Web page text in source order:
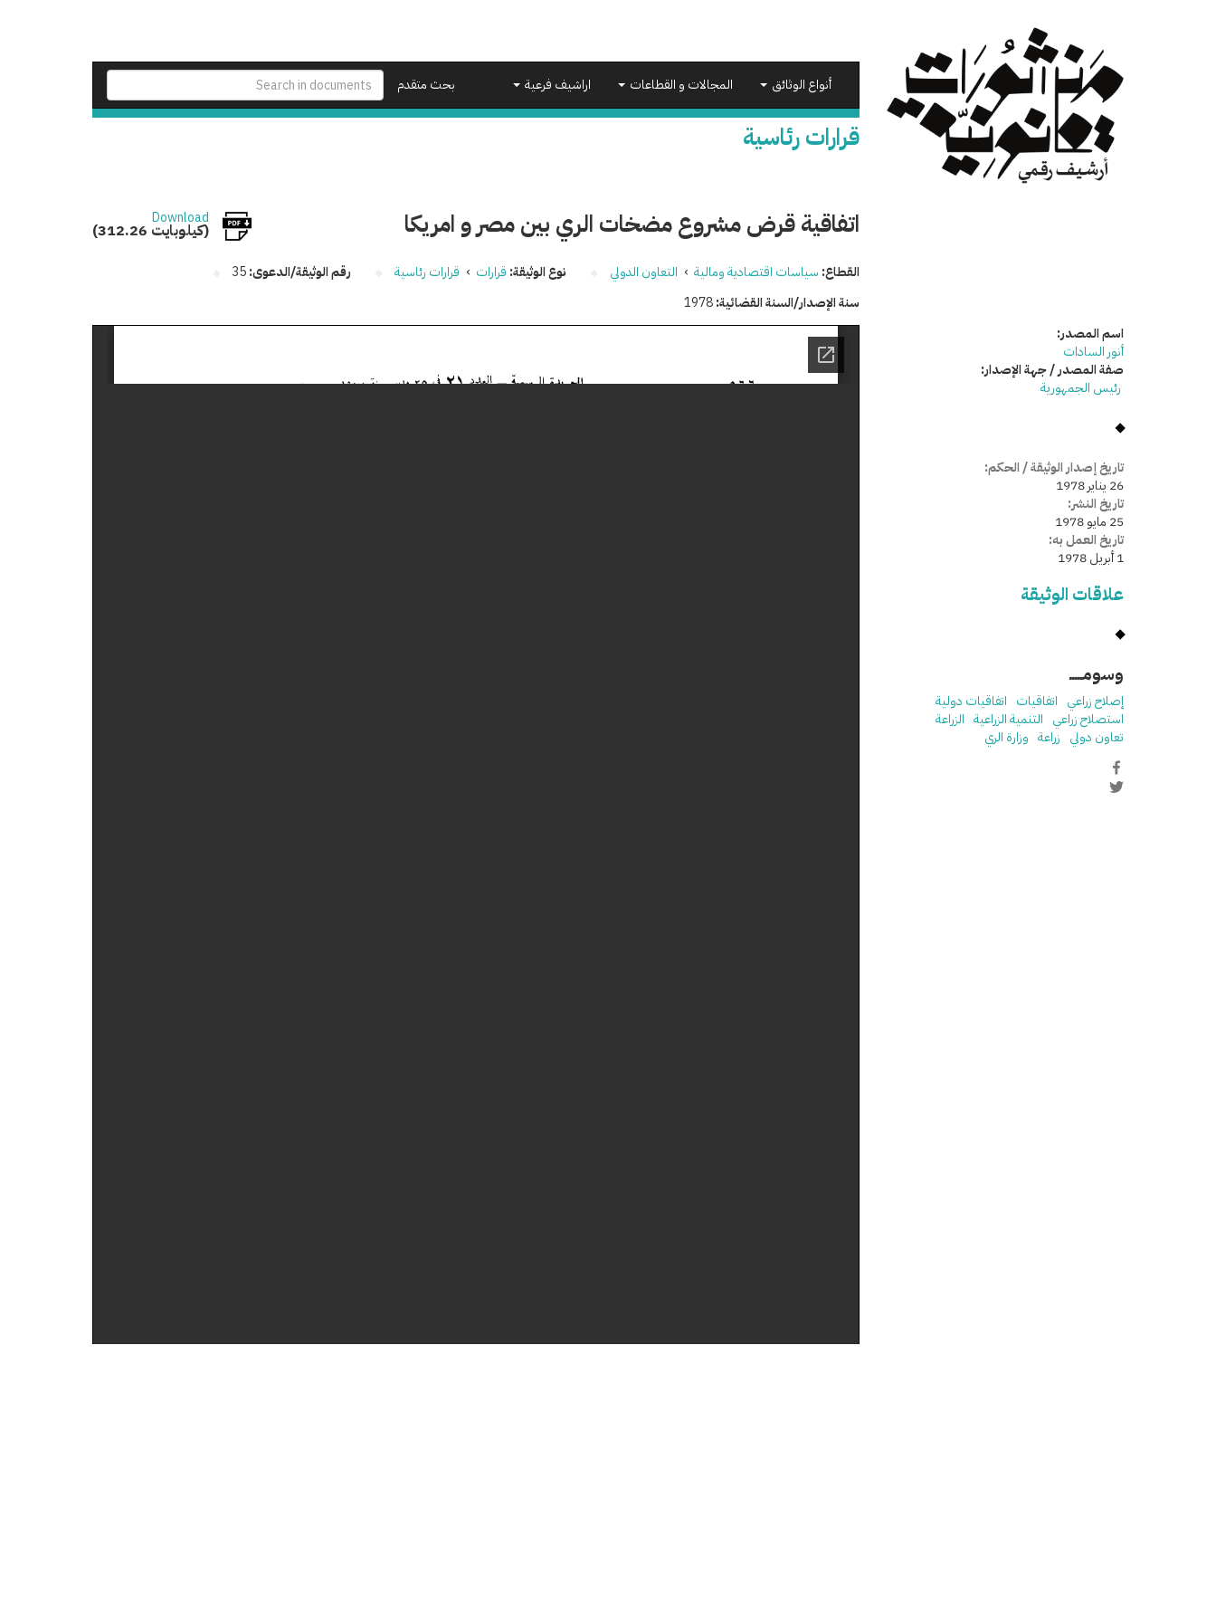
بحث متقدم
أنواع الوثائق المجالات و القطاعات اراشيف فرعية
قرارات رئاسية
اتفاقية قرض مشروع مضخات الري بين مصر و امريكا Download
(312.26 كيلوبايت)
القطاع: سياسات اقتصادية ومالية › التعاون الدولي نوع الوثيقة: قرارات › قرارات رئاسية رقم الوثيقة/الدعوى:35
سنة الإصدار/السنة القضائية:1978
اسم المصدر:
أنور السادات
صفة المصدر / جهة الإصدار:
رئيس الجمهورية
تاريخ إصدار الوثيقة / الحكم:
26 يناير 1978
تاريخ النشر:
25 مايو 1978
تاريخ العمل به:
1 أبريل 1978
علاقات الوثيقة
وسومـــــ
إصلاح زراعي اتفاقيات اتفاقيات دولية
استصلاح زراعي التنمية الزراعية الزراعة
تعاون دولي زراعة وزارة الري